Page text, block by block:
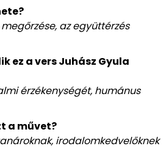
az együttérzés
ez a vers Juhász Gyula
érzékenységét, humánus
a művet?
irodalomkedvelőknek